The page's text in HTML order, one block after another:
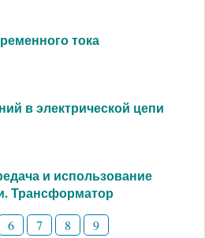
тока
в электрической цепи
и использование
Трансформатор
6 7 8 9